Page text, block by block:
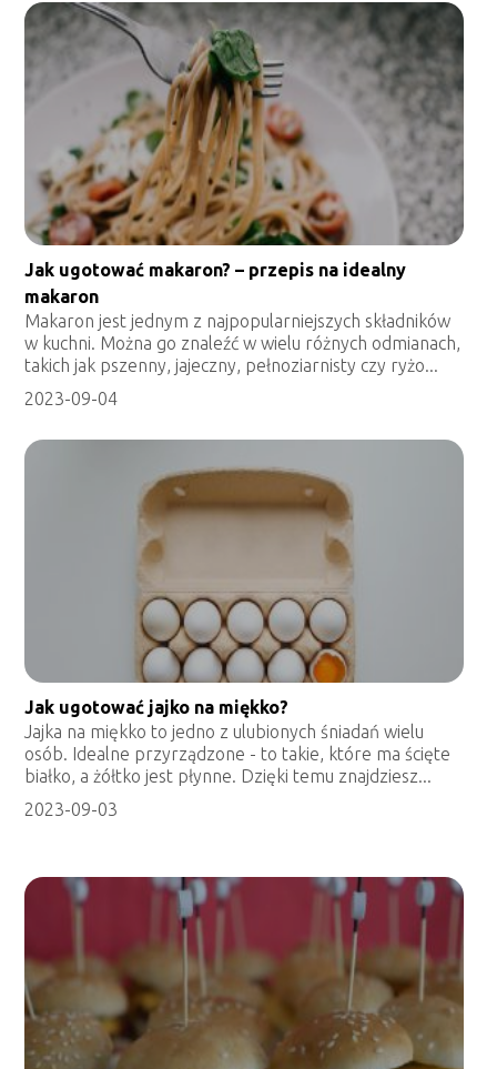
Jak ugotować makaron? – przepis na idealny
makaron
Makaron jest jednym z najpopularniejszych składników
w kuchni. Można go znaleźć w wielu różnych odmianach,
takich jak pszenny, jajeczny, pełnoziarnisty czy ryżo...
2023-09-04
Jak ugotować jajko na miękko?
Jajka na miękko to jedno z ulubionych śniadań wielu
osób. Idealne przyrządzone - to takie, które ma ścięte
białko, a żółtko jest płynne. Dzięki temu znajdziesz...
2023-09-03